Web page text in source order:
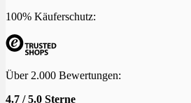
100% Käuferschutz:
Über 2.000 Bewertungen:
4.7 / 5.0 Sterne